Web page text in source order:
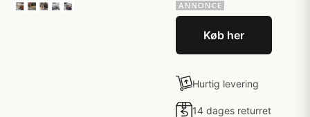
Køb her
Hurtig levering
14 dages returret